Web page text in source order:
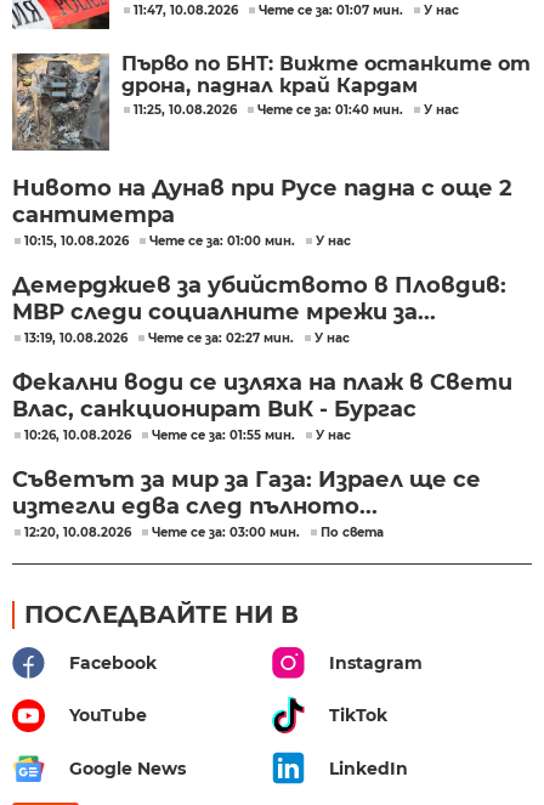
11:47, 10.08.2026 Чете се за: 01:07 мин. У нас
Първо по БНТ: Вижте останките от
дрона, паднал край Кардам
11:25, 10.08.2026 Чете се за: 01:40 мин. У нас
Нивото на Дунав при Русе падна с още 2
сантиметра
10:15, 10.08.2026 Чете се за: 01:00 мин. У нас
Демерджиев за убийството в Пловдив:
МВР следи социалните мрежи за...
13:19, 10.08.2026 Чете се за: 02:27 мин. У нас
Фекални води се изляха на плаж в Свети
Влас, санкционират ВиК - Бургас
10:26, 10.08.2026 Чете се за: 01:55 мин. У нас
Съветът за мир за Газа: Израел ще се
изтегли едва след пълното...
12:20, 10.08.2026 Чете се за: 03:00 мин. По света
ПОСЛЕДВАЙТЕ НИ В
Facebook Instagram
YouTube TikTok
Google News LinkedIn